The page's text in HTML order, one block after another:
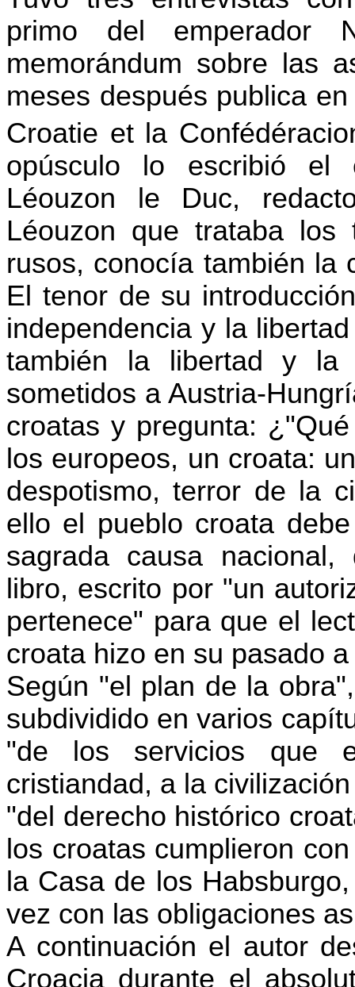
primo del emperador
memorándum sobre las
meses después publica
Croatie et la
opúsculo lo escribió el
Léouzon le Duc,
Léouzon que trataba los
rusos, conocía también la
El tenor de su
independencia y la
también la libertad y la
sometidos a Austria-
croatas y pregunta:
los europeos, un croata:
despotismo, terror de la
ello el pueblo croata
sagrada causa
libro, escrito por "un
pertenece" para que el
croata hizo en su pasado
Según "el plan de la
subdividido en varios
"de los servicios que
cristiandad, a la
"del derecho histórico
los croatas cumplieron
la Casa de los
vez con las obligaciones
A continuación el autor
Croacia durante el